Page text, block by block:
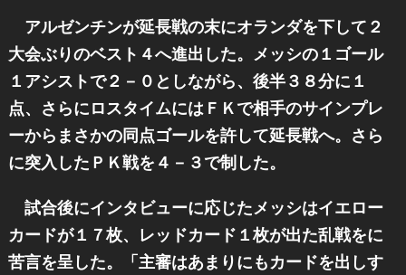
アルゼンチンが延長戦の末にオランダを下して２
大会ぶりのベスト４へ進出した。メッシの１ゴール
１アシストで２－０としながら、後半３８分に１
点、さらにロスタイムにはＦＫで相手のサインプレ
ーからまさかの同点ゴールを許して延長戦へ。さら
に突入したＰＫ戦を４－３で制した。
試合後にインタビューに応じたメッシはイエロー
カードが１７枚、レッドカード１枚が出た乱戦をに
苦言を呈した。「主審はあまりにもカードを出しす